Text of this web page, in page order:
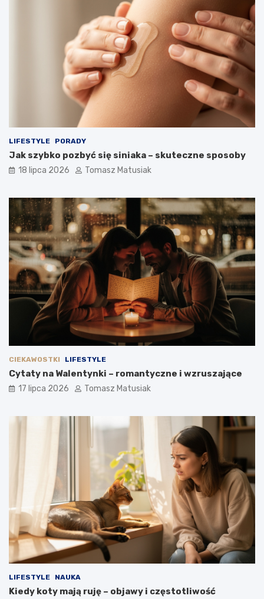
LIFESTYLE PORADY
Jak szybko pozbyć się siniaka – skuteczne sposoby
18 lipca 2026 Tomasz Matusiak
CIEKAWOSTKI LIFESTYLE
Cytaty na Walentynki – romantyczne i wzruszające
17 lipca 2026 Tomasz Matusiak
LIFESTYLE NAUKA
Kiedy koty mają ruję – objawy i częstotliwość